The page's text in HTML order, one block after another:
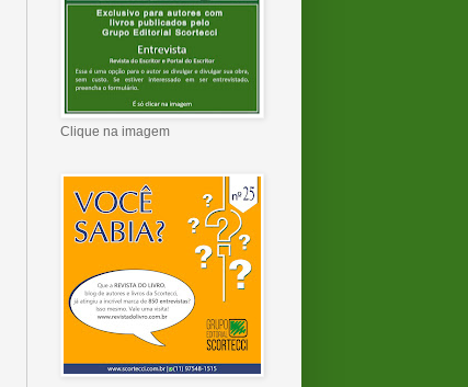
Clique na imagem